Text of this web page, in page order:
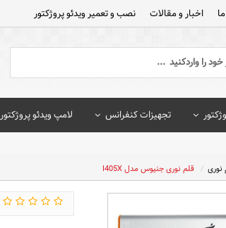
اخبار و مقالات نصب و تعمیر ویدئو پروژکتور
تجهیزات کنفرانس لامپ ویدئو پروژکتور
نوری قلم نوری جنیوس مدل I405X